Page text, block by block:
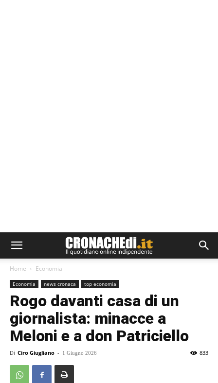
Home Economia
Economia news cronaca top economia
Rogo davanti casa di un
giornalista: minacce a
Meloni e a don Patriciello
Di Ciro Giugliano - 1 Giugno 2026 833